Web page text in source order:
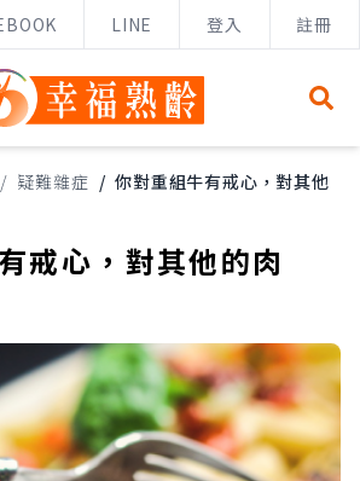
LINE 登入 註冊
/ 疑難雜症 / 你對重組牛有戒心，對其他
戒心，對其他的肉